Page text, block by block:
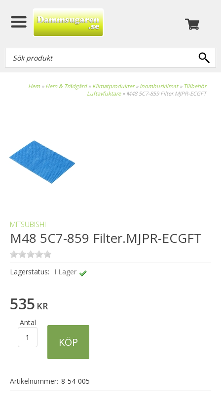
Hem» Hem & Trädgård» Klimatprodukter» Inomhusklimat» Tillbehör
Luftavfuktare» M48 5C7-859 Filter.MJPR-ECGFT
MITSUBISHI
M48 5C7-859 Filter.MJPR-ECGFT
Lagerstatus: I Lager
535 KR
Antal
KÖP
Artikelnummer: 8-54-005